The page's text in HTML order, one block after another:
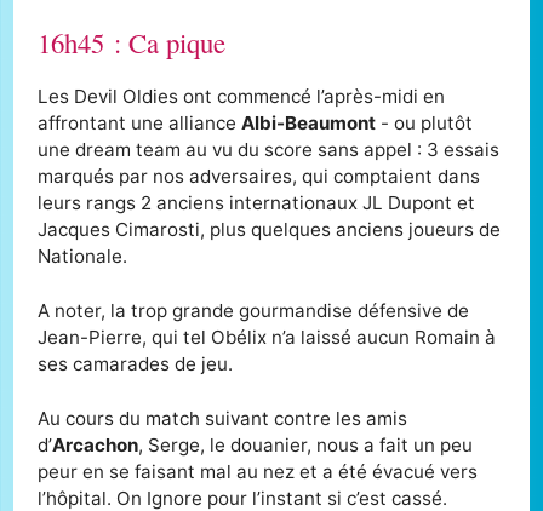
16h45 : Ca pique
Les Devil Oldies ont commencé l’après-midi en
affrontant une allianceAlbi-Beaumont - ou plutôt
une dream team au vu du score sans appel : 3 essais
marqués par nos adversaires, qui comptaient dans
leurs rangs 2 anciens internationaux JL Dupont et
Jacques Cimarosti, plus quelques anciens joueurs de
Nationale.
A noter, la trop grande gourmandise défensive de
Jean-Pierre, qui tel Obélix n’a laissé aucun Romain à
ses camarades de jeu.
Au cours du match suivant contre les amis
d’Arcachon, Serge, le douanier, nous a fait un peu
peur en se faisant mal au nez et a été évacué vers
l’hôpital. On Ignore pour l’instant si c’est cassé.